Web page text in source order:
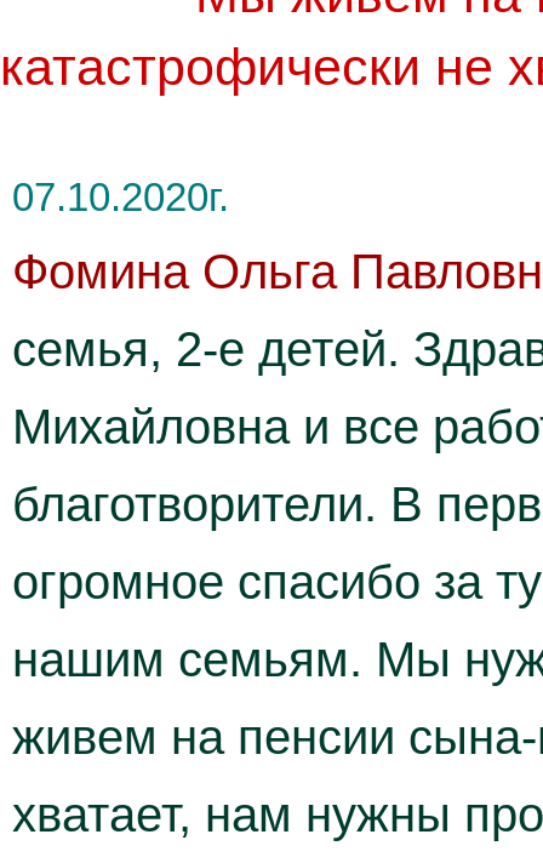
катастрофически не
07.10.2020г.
Фомина Ольга
семья, 2-е детей.
Михайловна и все
благотворители. В
огромное спасибо за
нашим семьям. Мы
живем на пенсии
хватает, нам нужны